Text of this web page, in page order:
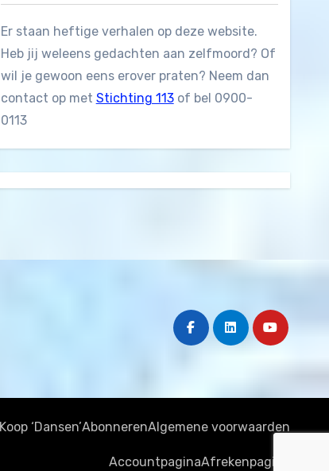
Er staan heftige verhalen op deze website.
Heb jij weleens gedachten aan zelfmoord? Of
wil je gewoon eens erover praten? Neem dan
contact op met Stichting 113of bel 0900-
0113
Koop ‘Dansen’AbonnerenAlgemene voorwaarden
AccountpaginaAfrekenpagina